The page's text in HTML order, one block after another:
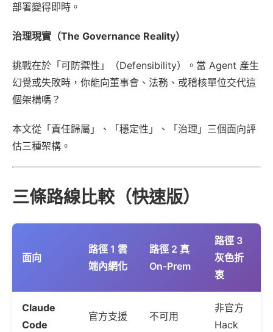
部署變得即時。
治理現實（The Governance Reality）
挑戰在於「可防禦性」（Defensibility）。當 Agent 產生
幻覺或失敗時，你能向董事會、法務、或稽核單位交代這
個架構嗎？
本文從「責任歸屬」、「穩定性」、「治理」三個面向評
估三種架構。
三條路線比較（快速版）
面向
路徑 1 雲
端內網化
路徑 2 真
On-Prem
路徑 3
灰色折
衷
Claude
Code
官方支援 不可用
非官方
Hack